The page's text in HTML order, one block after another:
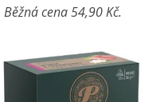
Běžná cena 54,90 Kč.